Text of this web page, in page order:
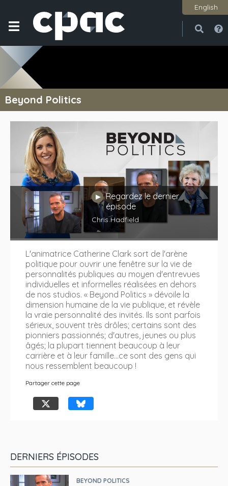
English
Beyond Politics
JouerRegardez le dernier
épisode
Chris Hadfield
L'animatrice Catherine Clark sort de l'arène
politique pour ouvrir une fenêtre sur la vie de
personnalités publiques au moyen d'entrevues
individuelles et informelles réalisées en dehors
de nos studios. « Beyond Politics » dévoile la
dimension humaine de la vie publique, et révèle
la vraie personnalité des invités. Ils sont parfois
sérieux, souvent très drôles; certains sont des
pionniers passionnés; d'autres, jeunes ou plus
âgés; la plupart tiennent beaucoup à leur
carrière et à leur famille...ce sont des gens qui
nous ressemblent beaucoup !
Partager cette page
DERNIERS ÉPISODES
BEYOND POLITICS